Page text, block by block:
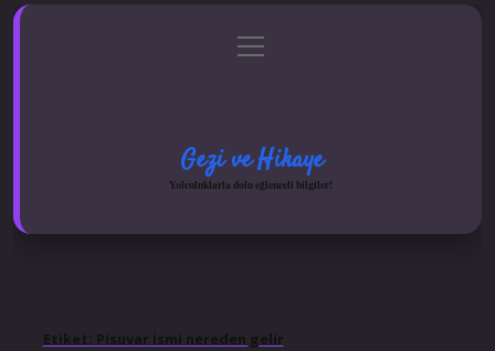
Gizlilik Politikası
menüyü
aç
Gezi ve Hikaye
Yolculuklarla dolu eğlenceli bilgiler!
Etiket: Pisuvar ismi nereden gelir